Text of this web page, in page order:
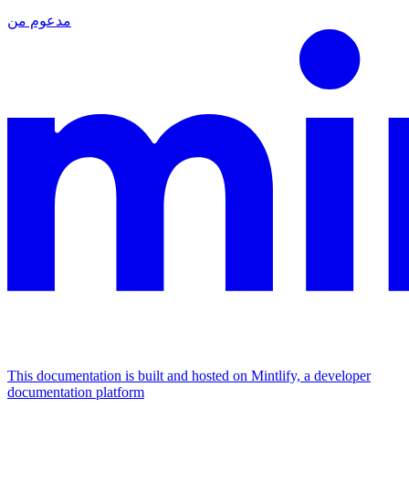
مدعوم من
This documentation is built and hosted on Mintlify, a developer
documentation platform